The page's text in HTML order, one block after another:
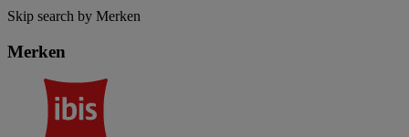
Skip search by Merken
Merken